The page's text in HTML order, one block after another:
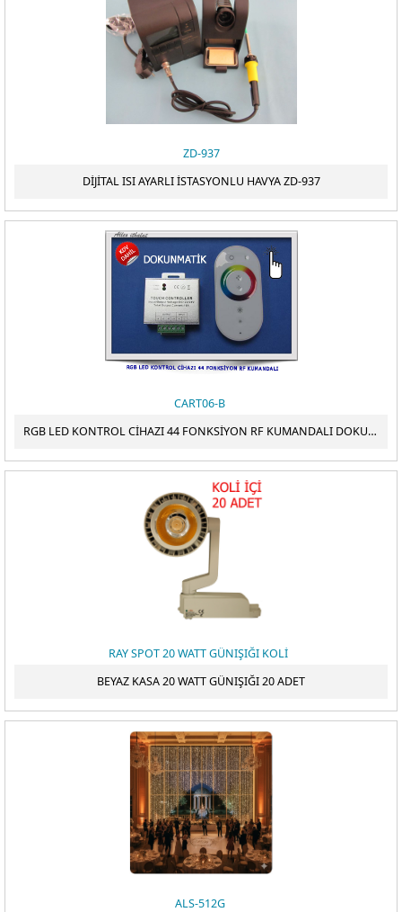
ZD-937
DİJİTAL ISI AYARLI İSTASYONLU HAVYA ZD-937
CART06-B
RGB LED KONTROL CİHAZI 44 FONKSİYON RF KUMANDALI DOKUNMATİK
RAY SPOT 20 WATT GÜNIŞIĞI KOLİ
BEYAZ KASA 20 WATT GÜNIŞIĞI 20 ADET
ALS-512G